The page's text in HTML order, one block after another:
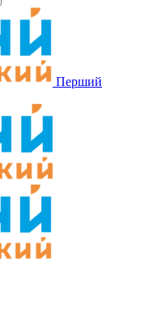
Перший